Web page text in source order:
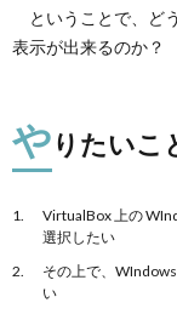
ということで、ど
表示が出来るのか？
やりたいこ
VirtualBox 上の
選択したい
その上で、
い